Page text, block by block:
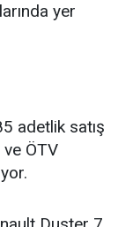
yer
adetlik satış
ÖTV